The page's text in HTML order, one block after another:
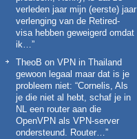
verleden jaar mijn (eerste) jaar
verlenging van de Retired-
visa hebben geweigerd omdat
ik…”
TheoB on VPN in Thailand
gewoon legaal maar dat is je
probleem niet: “Cornelis, Als
je die niet al hebt, schaf je in
NL een router aan die
OpenVPN als VPN-server
ondersteund. Router…”